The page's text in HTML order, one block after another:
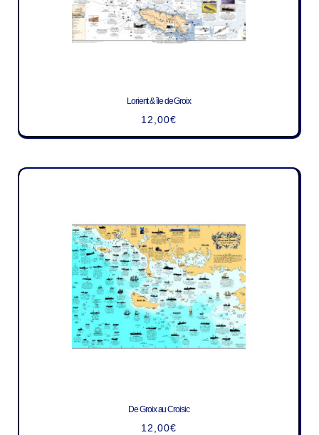
Lorient & île de Groix
12,00€
De Groix au Croisic
12,00€